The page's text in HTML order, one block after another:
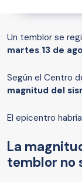
Un temblor se
martes 13 de
Según el Centro
magnitud del
El epicentro
La
temblor no